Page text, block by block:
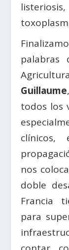
palabras
Guillaume
todos los
nos
doble
Francia
para